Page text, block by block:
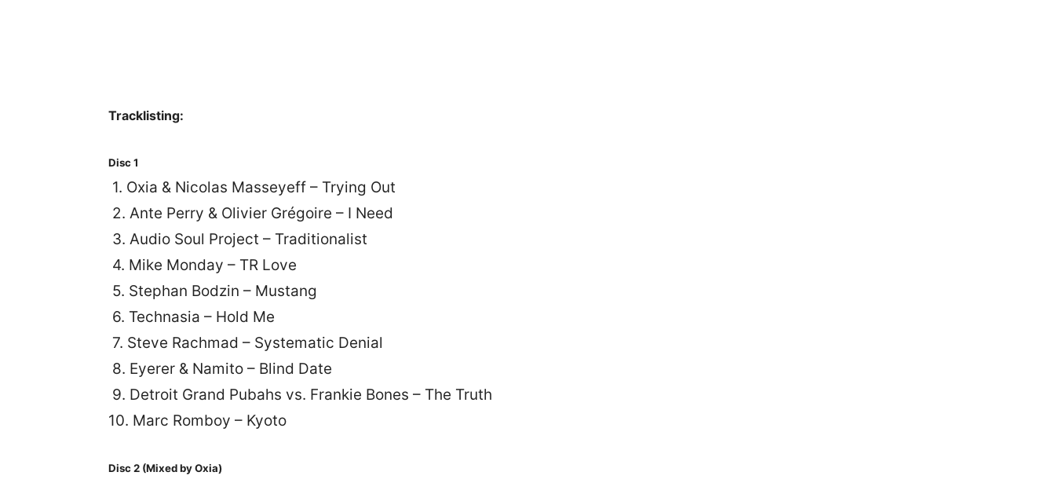
Tracklisting:
Disc 1
1. Oxia & Nicolas Masseyeff – Trying Out
2. Ante Perry & Olivier Grégoire – I Need
3. Audio Soul Project – Traditionalist
4. Mike Monday – TR Love
5. Stephan Bodzin – Mustang
6. Technasia – Hold Me
7. Steve Rachmad – Systematic Denial
8. Eyerer & Namito – Blind Date
9. Detroit Grand Pubahs vs. Frankie Bones – The Truth
10. Marc Romboy – Kyoto
Disc 2 (Mixed by Oxia)